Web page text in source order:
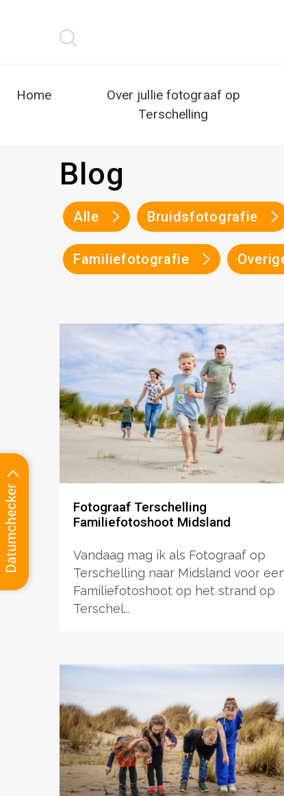
Home
Over jullie fotograaf op
Terschelling
Blog
Alle Bruidsfotografie
Familiefotografie
Fotograaf Terschelling
Familiefotoshoot Midsland
Vandaag mag ik als Fotograaf op
Terschelling naar Midsland voor
Familiefotoshoot op het strand op
Terschel...